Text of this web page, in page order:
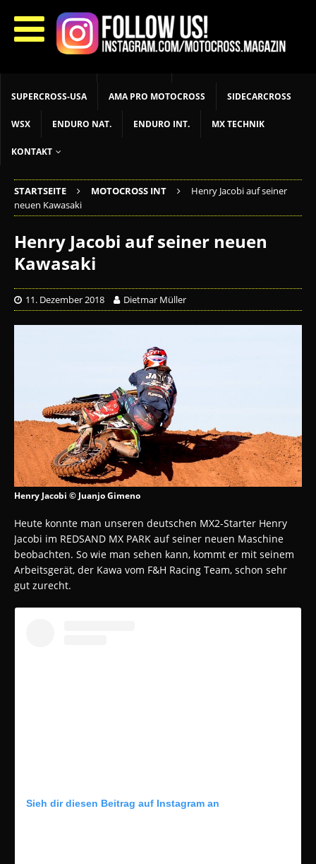
START LIVETIMING MX NEWS MX YOUTH
MX WOMEN MXGP ADAC MX MASTERS MOTOCROSS INT
SUPERCROSS-USA AMA PRO MOTOCROSS SIDECARCROSS
WSX ENDURO NAT. ENDURO INT. MX TECHNIK
KONTAKT
STARTSEITE MOTOCROSS INT
Henry Jacobi auf seiner
neuen Kawasaki
Henry Jacobi auf seiner neuen
Kawasaki
11. Dezember 2018 Dietmar Müller
Henry Jacobi © Juanjo Gimeno
Heute konnte man unseren deutschen MX2-Starter Henry
Jacobi im REDSAND MX PARK auf seiner neuen Maschine
beobachten. So wie man sehen kann, kommt er mit seinem
Arbeitsgerät, der Kawa vom F&H Racing Team, schon sehr
gut zurecht.
Sieh dir diesen Beitrag auf Instagram an